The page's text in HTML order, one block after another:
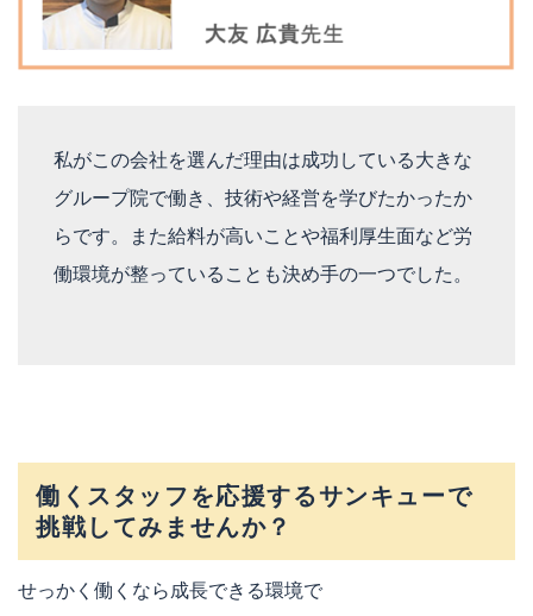
私がこの会社を選んだ理由は成功している大きな
グループ院で働き、技術や経営を学びたかったか
らです。また給料が高いことや福利厚生面など労
働環境が整っていることも決め手の一つでした。
働くスタッフを応援するサンキューで
挑戦してみませんか？
せっかく働くなら成長できる環境で